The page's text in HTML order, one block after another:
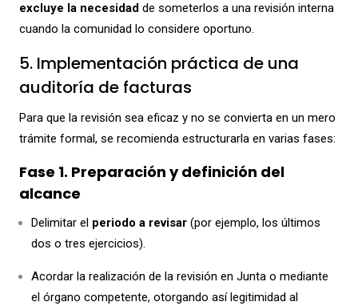
excluye la necesidad de someterlos a una revisión interna
cuando la comunidad lo considere oportuno.
5. Implementación práctica de una
auditoría de facturas
Para que la revisión sea eficaz y no se convierta en un mero
trámite formal, se recomienda estructurarla en varias fases:
Fase 1. Preparación y definición del
alcance
Delimitar el periodo a revisar(por ejemplo, los últimos
dos o tres ejercicios).
Acordar la realización de la revisión en Junta o mediante
el órgano competente, otorgando así legitimidad al